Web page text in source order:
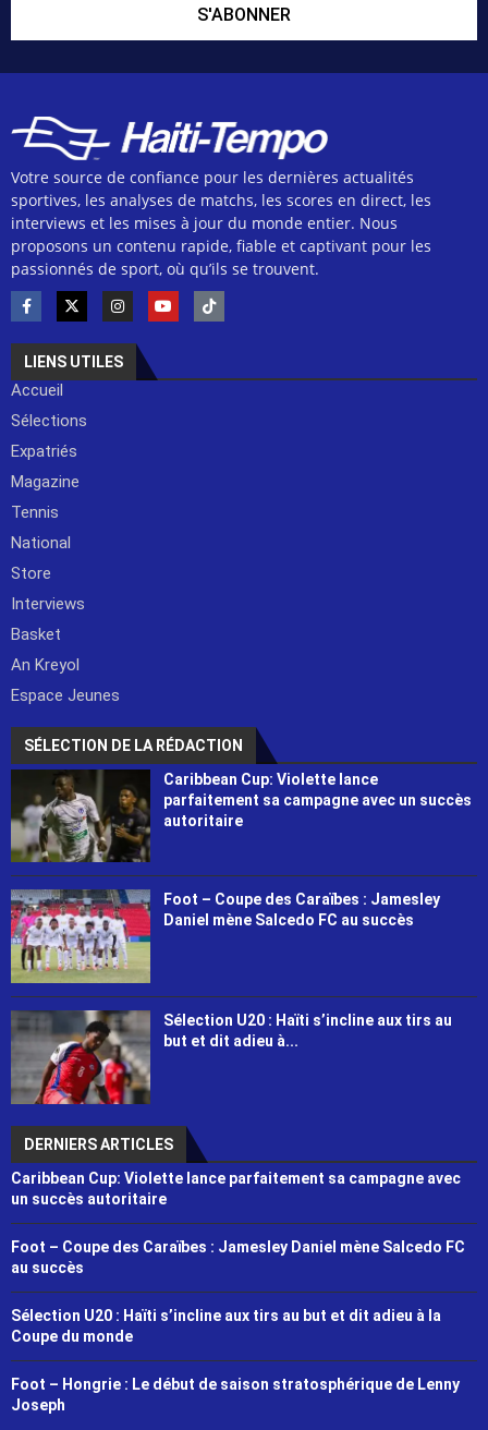
S'ABONNER
Votre source de confiance pour les dernières actualités
sportives, les analyses de matchs, les scores en direct, les
interviews et les mises à jour du monde entier. Nous
proposons un contenu rapide, fiable et captivant pour les
passionnés de sport, où qu’ils se trouvent.
LIENS UTILES
Accueil
Sélections
Expatriés
Magazine
Tennis
National
Store
Interviews
Basket
An Kreyol
Espace Jeunes
SÉLECTION DE LA RÉDACTION
Caribbean Cup: Violette lance
parfaitement sa campagne avec un succès
autoritaire
Foot – Coupe des Caraïbes : Jamesley
Daniel mène Salcedo FC au succès
Sélection U20 : Haïti s’incline aux tirs au
but et dit adieu à...
DERNIERS ARTICLES
Caribbean Cup: Violette lance parfaitement sa campagne avec
un succès autoritaire
Foot – Coupe des Caraïbes : Jamesley Daniel mène Salcedo FC
au succès
Sélection U20 : Haïti s’incline aux tirs au but et dit adieu à la
Coupe du monde
Foot – Hongrie : Le début de saison stratosphérique de Lenny
Joseph